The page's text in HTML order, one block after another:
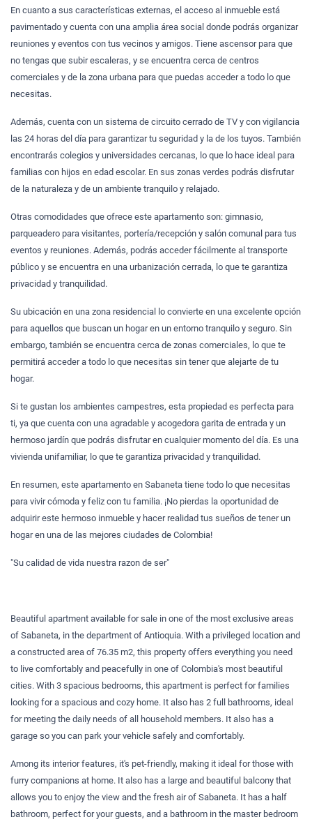
En cuanto a sus características externas, el acceso al inmueble está
pavimentado y cuenta con una amplia área social donde podrás organizar
reuniones y eventos con tus vecinos y amigos. Tiene ascensor para que
no tengas que subir escaleras, y se encuentra cerca de centros
comerciales y de la zona urbana para que puedas acceder a todo lo que
necesitas.
Además, cuenta con un sistema de circuito cerrado de TV y con vigilancia
las 24 horas del día para garantizar tu seguridad y la de los tuyos. También
encontrarás colegios y universidades cercanas, lo que lo hace ideal para
familias con hijos en edad escolar. En sus zonas verdes podrás disfrutar
de la naturaleza y de un ambiente tranquilo y relajado.
Otras comodidades que ofrece este apartamento son: gimnasio,
parqueadero para visitantes, portería/recepción y salón comunal para tus
eventos y reuniones. Además, podrás acceder fácilmente al transporte
público y se encuentra en una urbanización cerrada, lo que te garantiza
privacidad y tranquilidad.
Su ubicación en una zona residencial lo convierte en una excelente opción
para aquellos que buscan un hogar en un entorno tranquilo y seguro. Sin
embargo, también se encuentra cerca de zonas comerciales, lo que te
permitirá acceder a todo lo que necesitas sin tener que alejarte de tu
hogar.
Si te gustan los ambientes campestres, esta propiedad es perfecta para
ti, ya que cuenta con una agradable y acogedora garita de entrada y un
hermoso jardín que podrás disfrutar en cualquier momento del día. Es una
vivienda unifamiliar, lo que te garantiza privacidad y tranquilidad.
En resumen, este apartamento en Sabaneta tiene todo lo que necesitas
para vivir cómoda y feliz con tu familia. ¡No pierdas la oportunidad de
adquirir este hermoso inmueble y hacer realidad tus sueños de tener un
hogar en una de las mejores ciudades de Colombia!
"Su calidad de vida nuestra razon de ser"
Beautiful apartment available for sale in one of the most exclusive areas
of Sabaneta, in the department of Antioquia. With a privileged location and
a constructed area of ​​76.35 m2, this property offers everything you need
to live comfortably and peacefully in one of Colombia's most beautiful
cities. With 3 spacious bedrooms, this apartment is perfect for families
looking for a spacious and cozy home. It also has 2 full bathrooms, ideal
for meeting the daily needs of all household members. It also has a
garage so you can park your vehicle safely and comfortably.
Among its interior features, it's pet-friendly, making it ideal for those with
furry companions at home. It also has a large and beautiful balcony that
allows you to enjoy the view and the fresh air of Sabaneta. It has a half
bathroom, perfect for your guests, and a bathroom in the master bedroom